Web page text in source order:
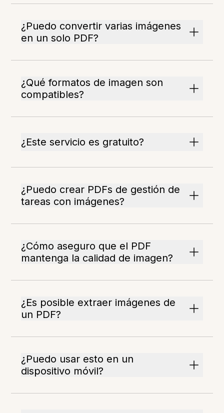
¿Puedo convertir varias imágenes
en un solo PDF?
¿Qué formatos de imagen son
compatibles?
¿Este servicio es gratuito?
¿Puedo crear PDFs de gestión de
tareas con imágenes?
¿Cómo aseguro que el PDF
mantenga la calidad de imagen?
¿Es posible extraer imágenes de
un PDF?
¿Puedo usar esto en un
dispositivo móvil?